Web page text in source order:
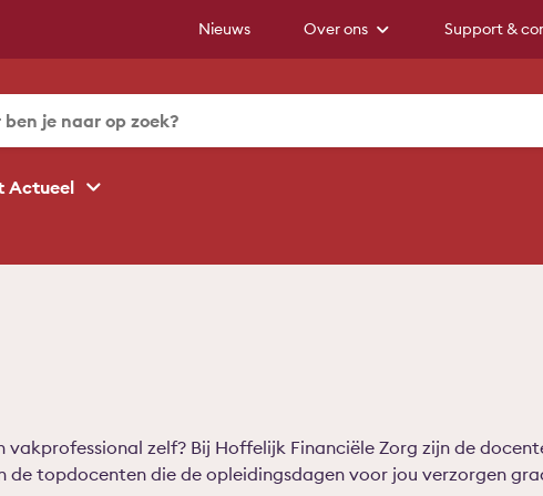
Nieuws Over ons Support &
Actueel
vakprofessional zelf? Bij Hoffelijk Financiële Zorg zijn de
de topdocenten die de opleidingsdagen voor jou verzorgen